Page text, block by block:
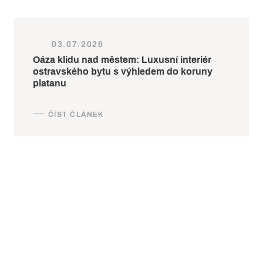
03.07.2026
Oáza klidu nad městem: Luxusní interiér
ostravského bytu s výhledem do koruny
platanu